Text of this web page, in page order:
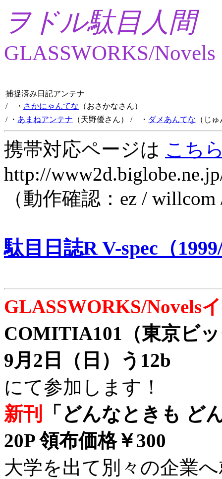
ヲドル駄目人間
GLASSWORKS/Novels
捕捉済み日記アンテナ
/ ・ さかにゃんてな （おさかなさん）
/ ・ あまねアンテナ （天野優さん） / ・ ダメあんてな （じ
携帯対応ページは こち
http://
（動作確認：ez /
駄目日誌R V-spec（
GLASSWORKS/Novels
COMITIA101（東京ビ
9月2日（日）う12b
にて参加します！
新刊
「どんなときも ど
20P 領布価格￥300
大学を出て別々の企業